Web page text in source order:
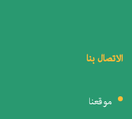
الاتصال بنا
موقعنا